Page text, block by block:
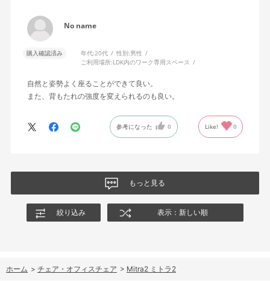
No name
購入確認済み 年代:20代 性別:男性
ご利用場所:LDK内のワーク専用スペース
自然と姿勢よく座ることができて良い。
また、背もたれの強度を変えられるのも良い。
参考になった 0 Like! 0
もっと見る
絞り込み 表示：新しい順
ホーム > チェア・オフィスチェア > Mitra2 ミトラ2